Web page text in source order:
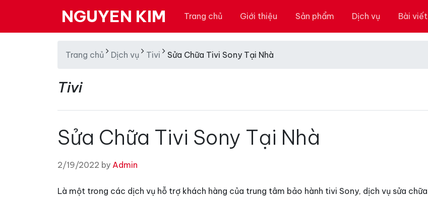
NGUYEN KIM Trang chủ Giới thiệu Sản phẩm Dịch vụ Bài viết
Trang chủ Dịch vụ Tivi Sửa Chữa Tivi Sony Tại Nhà
Tivi
Sửa Chữa Tivi Sony Tại Nhà
2/19/2022 by Admin
Là một trong các dịch vụ hỗ trợ khách hàng của trung tâm bảo hành tivi Sony, dịch vụ sửa chữa